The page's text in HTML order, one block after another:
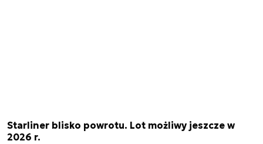
Starliner blisko powrotu. Lot możliwy jeszcze w
2026 r.